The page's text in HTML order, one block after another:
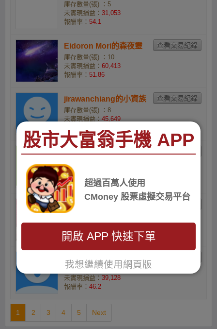
庫存數量(張) ：5
未實現損益： 31,053
報酬率： 54.1
Eidoron Mori的森夜靈
庫存數量(張) ：10
未實現損益： 60,413
報酬率： 51.86
jirawanchiang的小資族
庫存數量(張) ：8
未實現損益： 45,649
蘇怡青的蘇怡青
庫存數量(張) ：10
未實現損益：
報酬率：47.01
Kay Yiu的首富
未實現損益：28,119
報酬率：46.61
ql5ukfjbjx的小資族
庫存數量(張) ：7
未實現損益： 39,128
報酬率： 46.2
1 2 3 4 5 Next
股市大富翁手機 APP
超過百萬人使用
CMoney 股票虛擬交易平台
開啟 APP 快速下單
我想繼續使用網頁版